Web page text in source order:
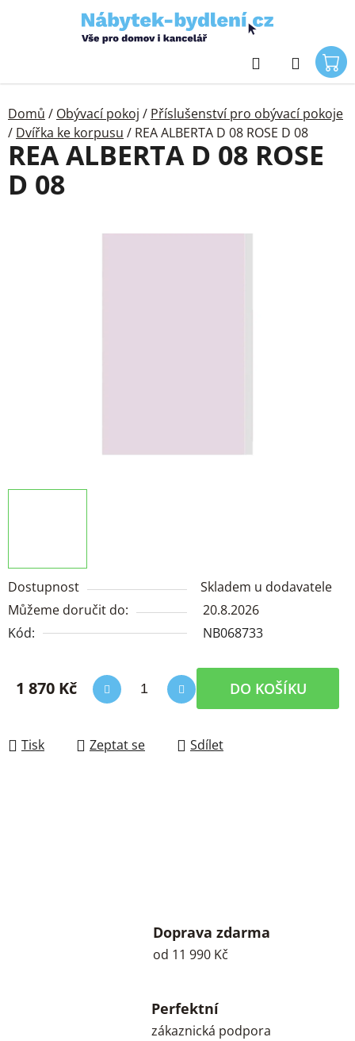
Hledat
Domů / Obývací pokoj / Příslušenství pro obývací pokoje
/ Dvířka ke korpusu / REA ALBERTA D 08 ROSE D 08
Dostupnost
Skladem u dodavatele
Můžeme doručit do:
20.8.2026
Kód:
NB068733
1 870 Kč DO KOŠÍKU
Tisk Zeptat se Sdílet
REA ALBERTA D 08 ROSE
D 08
Doprava zdarma
od 11 990 Kč
Perfektní
zákaznická podpora